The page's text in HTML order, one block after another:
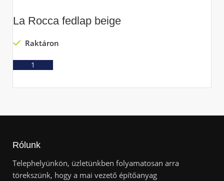
La Rocca fedlap beige
Raktáron
Rólunk
Telephelyünkön, üzletünkben folyamatosan arra
törekszünk, hogy a mai vezető építőanyag